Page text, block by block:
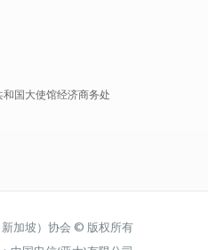
国大使馆经济商务处
加坡）协会 © 版权所有